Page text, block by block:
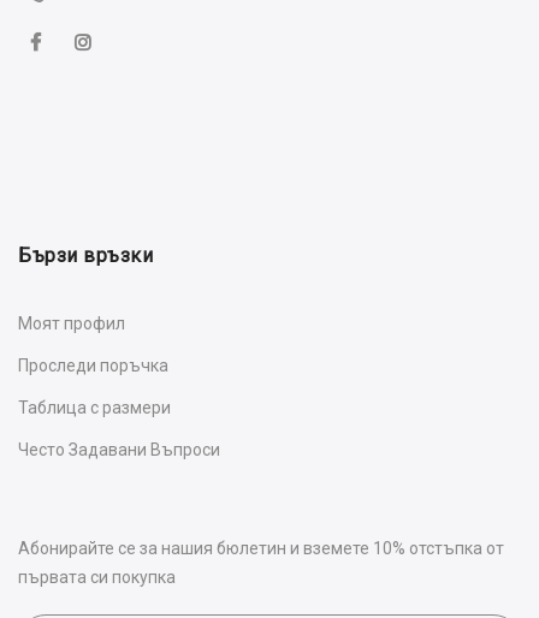
Бързи връзки
Моят профил
Проследи поръчка
Таблица с размери
Често Задавани Въпроси
Абонирайте се за нашия бюлетин и вземете 10% отстъпка от
първата си покупка